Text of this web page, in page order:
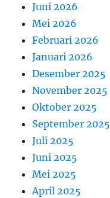
Juni 2026
Mei 2026
Februari 2026
Januari 2026
Desember 2025
November 2025
Oktober 2025
September 2025
Juli 2025
Juni 2025
Mei 2025
April 2025